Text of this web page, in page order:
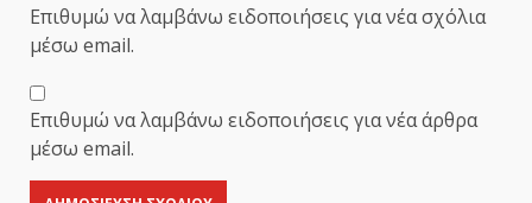
Επιθυμώ να λαμβάνω ειδοποιήσεις για νέα σχόλια
μέσω email.
Επιθυμώ να λαμβάνω ειδοποιήσεις για νέα άρθρα
μέσω email.